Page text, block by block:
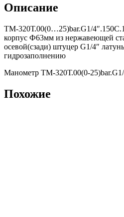
Описание
ТМ-320Т.00(0…25)bar.G1/
корпус Ф63мм из нержавеющей
осевой(сзади) штуцер G1/4″
гидрозаполнению
Манометр ТМ-320Т.00(0-
Похожие